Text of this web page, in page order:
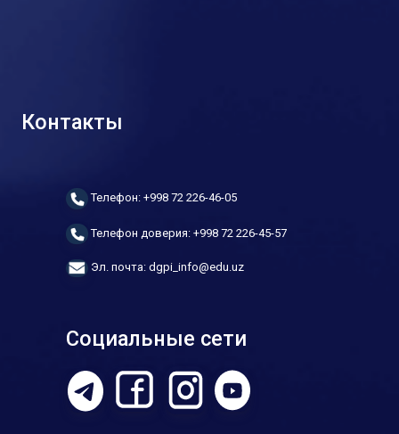
Контакты
Телефон: +998 72 226-46-05
Телефон доверия: +998 72 226-45-57
Эл. почта: dgpi_info@edu.uz
Социальные сети